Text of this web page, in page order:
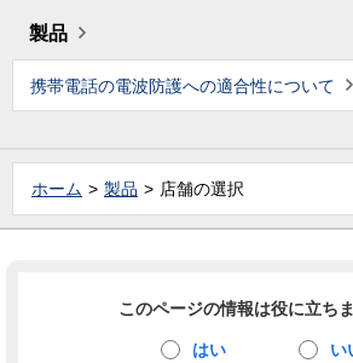
製品
携帯電話の電波防護への適合性について
ホーム 製品 店舗の選択
このページの情報は役に立ち
はい い